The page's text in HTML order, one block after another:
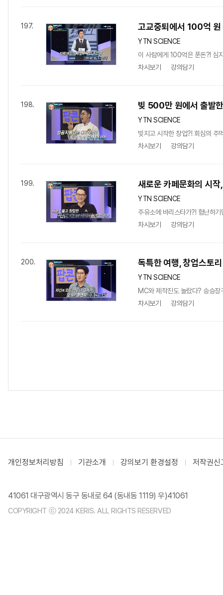
197. 고교중퇴에서 100억 원
YTN SCIENCE
이 사람에게 100억은 푼돈?! 심
차시보기
강의담기
198. 빚 500만 원에서 출발
YTN SCIENCE
빚지고 시작한 창업?! 회심의 주
차시보기
강의담기
199. 새로운 카페문화의 시
YTN SCIENCE
주유소에 바리스타가?! 험난하
차시보기
강의담기
200. 독특한 여행, 창업스토
YTN SCIENCE
MC와 제작진도 놀랐다? 승승장
차시보기
강의담기
개인정보처리방침 기관소개 강의보기 환경설정 저작권신
41061 대구광역시 동구 동내로 64 (동내동 1119) 우)41061
COPYRIGHT ⓒ 2024 KERIS. ALL RIGHTS RESERVED